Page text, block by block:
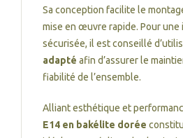
Sa conception facilite le
mise en œuvre rapide. Pour une
sécurisée, il est conseillé
adapté afin d’assurer le
fiabilité de l’ensemble.
Alliant esthétique et
E14 en bakélite dorée